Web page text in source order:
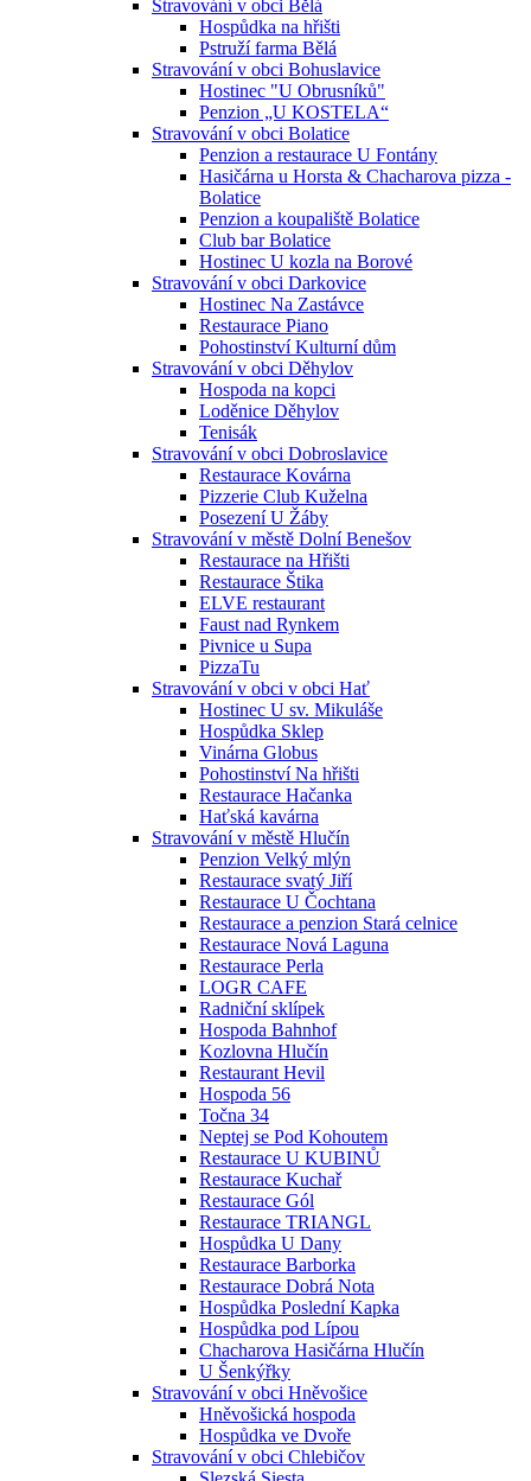
Stravování v obci Bělá
Hospůdka na hřišti
Pstruží farma Bělá
Stravování v obci Bohuslavice
Hostinec "U Obrusníků"
Penzion „U KOSTELA“
Stravování v obci Bolatice
Penzion a restaurace U Fontány
Hasičárna u Horsta & Chacharova pizza -
Bolatice
Penzion a koupaliště Bolatice
Club bar Bolatice
Hostinec U kozla na Borové
Stravování v obci Darkovice
Hostinec Na Zastávce
Restaurace Piano
Pohostinství Kulturní dům
Stravování v obci Děhylov
Hospoda na kopci
Loděnice Děhylov
Tenisák
Stravování v obci Dobroslavice
Restaurace Kovárna
Pizzerie Club Kuželna
Posezení U Žáby
Stravování v městě Dolní Benešov
Restaurace na Hřišti
Restaurace Štika
ELVE restaurant
Faust nad Rynkem
Pivnice u Supa
PizzaTu
Stravování v obci v obci Hať
Hostinec U sv. Mikuláše
Hospůdka Sklep
Vinárna Globus
Pohostinství Na hřišti
Restaurace Hačanka
Haťská kavárna
Stravování v městě Hlučín
Penzion Velký mlýn
Restaurace svatý Jiří
Restaurace U Čochtana
Restaurace a penzion Stará celnice
Restaurace Nová Laguna
Restaurace Perla
LOGR CAFE
Radniční sklípek
Hospoda Bahnhof
Kozlovna Hlučín
Restaurant Hevil
Hospoda 56
Točna 34
Neptej se Pod Kohoutem
Restaurace U KUBINŮ
Restaurace Kuchař
Restaurace Gól
Restaurace TRIANGL
Hospůdka U Dany
Restaurace Barborka
Restaurace Dobrá Nota
Hospůdka Poslední Kapka
Hospůdka pod Lípou
Chacharova Hasičárna Hlučín
U Šenkýřky
Stravování v obci Hněvošice
Hněvošická hospoda
Hospůdka ve Dvoře
Stravování v obci Chlebičov